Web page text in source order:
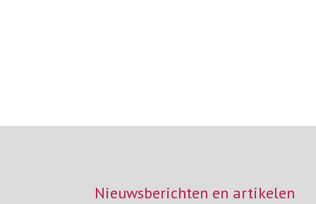
Nieuwsberichten en artikelen